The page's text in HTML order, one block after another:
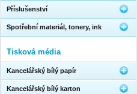
Příslušenství
Spotřební materiál, tonery, ink
Tisková média
Kancelářský bílý papír
Kancelářský bílý karton